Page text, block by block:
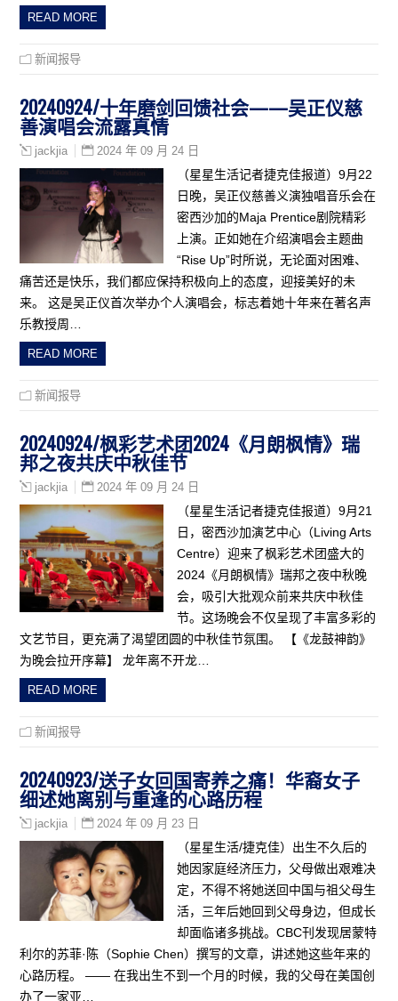
READ MORE
新闻报导
20240924/十年磨剑回馈社会——吴正仪慈
善演唱会流露真情
jackjia 2024 年 09 月 24 日
（星星生活记者捷克佳报道）9月22
日晚，吴正仪慈善义演独唱音乐会在
密西沙加的Maja Prentice剧院精彩
上演。正如她在介绍演唱会主题曲
“Rise Up”时所说，无论面对困难、
痛苦还是快乐，我们都应保持积极向上的态度，迎接美好的未
来。 这是吴正仪首次举办个人演唱会，标志着她十年来在著名声
乐教授周…
READ MORE
新闻报导
20240924/枫彩艺术团2024《月朗枫情》瑞
邦之夜共庆中秋佳节
jackjia 2024 年 09 月 24 日
（星星生活记者捷克佳报道）9月21
日，密西沙加演艺中心（Living Arts
Centre）迎来了枫彩艺术团盛大的
2024《月朗枫情》瑞邦之夜中秋晚
会，吸引大批观众前来共庆中秋佳
节。这场晚会不仅呈现了丰富多彩的
文艺节目，更充满了渴望团圆的中秋佳节氛围。 【《龙鼓神韵》
为晚会拉开序幕】 龙年离不开龙…
READ MORE
新闻报导
20240923/送子女回国寄养之痛！华裔女子
细述她离别与重逢的心路历程
jackjia 2024 年 09 月 23 日
（星星生活/捷克佳）出生不久后的
她因家庭经济压力，父母做出艰难决
定，不得不将她送回中国与祖父母生
活，三年后她回到父母身边，但成长
却面临诸多挑战。CBC刊发现居蒙特
利尔的苏菲·陈（Sophie Chen）撰写的文章，讲述她这些年来的
心路历程。 —— 在我出生不到一个月的时候，我的父母在美国创
办了一家亚…